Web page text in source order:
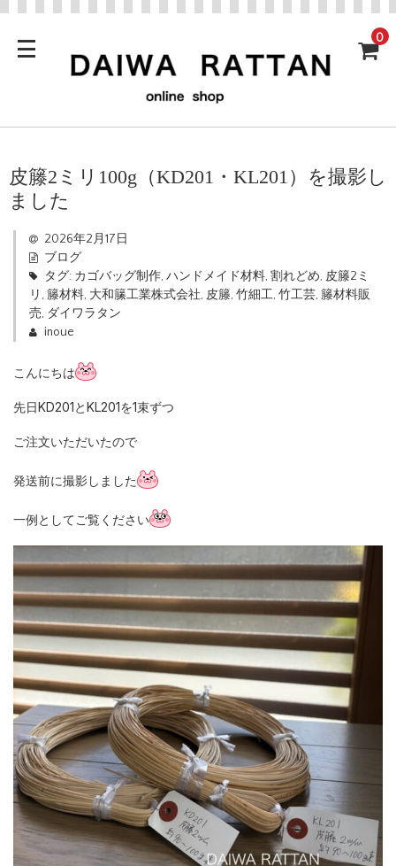
0
皮籐2ミリ100g（KD201・KL201）を撮影し
ました
2026年2月17日
ブログ
タグ: カゴバッグ制作, ハンドメイド材料, 割れどめ, 皮籐2ミ
リ , 籐材料, 大和籘工業株式会社, 皮籐, 竹細工, 竹工芸, 籐材料販
売, ダイワラタン
inoue
こんにちは
先日KD201とKL201を1束ずつ
ご注文いただいたので
発送前に撮影しました
一例としてご覧ください